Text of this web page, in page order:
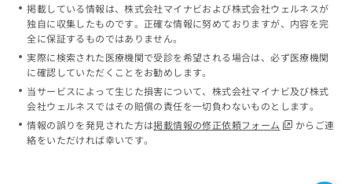
掲載している情報は、株式会社マイナビおよび株式会社ウェルネスが
独自に収集したものです。正確な情報に努めておりますが、内容を完
全に保証するものではありません。
実際に検索された医療機関で受診を希望される場合は、必ず医療機関
に確認していただくことをお勧めします。
当サービスによって生じた損害について、株式会社マイナビ及び株式
会社ウェルネスではその賠償の責任を一切負わないものとします。
情報の誤りを発見された方は掲載情報の修正依頼フォーム
からご連
絡をいただければ幸いです。